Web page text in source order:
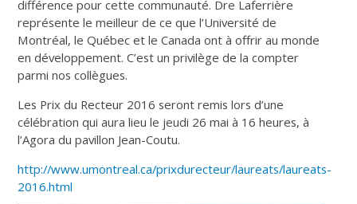
différence pour cette communauté. Dre Laferrière
représente le meilleur de ce que l’Université de
Montréal, le Québec et le Canada ont à offrir au monde
en développement. C’est un privilège de la compter
parmi nos collègues.
Les Prix du Recteur 2016 seront remis lors d’une
célébration qui aura lieu le jeudi 26 mai à 16 heures, à
l’Agora du pavillon Jean-Coutu.
http://www.umontreal.ca/prixdurecteur/laureats/laureats-
2016.html